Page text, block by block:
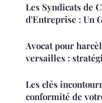
Les Syndicats de
d'Entreprise : Un
Avocat pour
versailles :
Les clés
conformité de